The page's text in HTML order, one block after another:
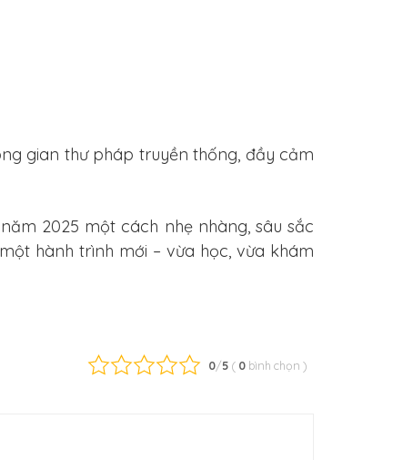
gian thư pháp truyền thống, đầy cảm
2025 một cách nhẹ nhàng, sâu sắc
hành trình mới – vừa học, vừa khám
0/5 ( 0 bình chọn )